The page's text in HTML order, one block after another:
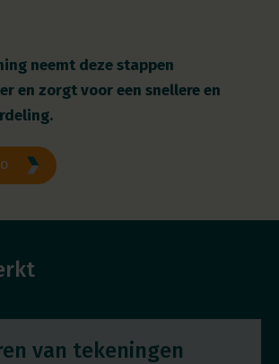
neemt deze stappen
en zorgt voor een snellere en
van tekeningen